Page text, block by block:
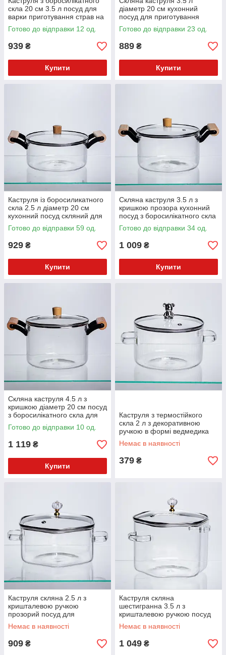
скла 20 см 3.5 л посуд для
варки приготування страв на
кухню HP-34-103
Готово до відправки 12 од.
939 ₴
Купити
діаметр 20 см кухонний
посуд для приготування
варки тушкування страв
прозорий HP-34-106
Готово до відправки 23 од.
889 ₴
Купити
Каструля із боросиликатного
скла 2.5 л діаметр 20 см
кухонний посуд скляний для
приготування страв HP-34-
107
Готово до відправки 59 од.
929 ₴
Купити
Скляна каструля 3.5 л з
кришкою прозора кухонний
посуд з боросилікатного скла
для готування варіння страв
HP-34-108
Готово до відправки 34 од.
1 009 ₴
Купити
Скляна каструля 4.5 л з
кришкою діаметр 20 см посуд
з боросилікатного скла для
готування варіння страв HP-
34-109
Готово до відправки 10 од.
1 119 ₴
Купити
Каструля з термостійкого
скла 2 л з декоративною
ручкою в формі ведмедика
жароміцна термостійке скло
HP-34-39
Немає в наявності
379 ₴
Каструля скляна 2.5 л з
кришталевою ручкою
прозорий посуд для
готування варіння страв
кухонний HP-34-40
Немає в наявності
909 ₴
Каструля скляна
шестигранна 3.5 л з
кришталевою ручкою посуд
для готування варіння страв
кухонний HP-34-41
Немає в наявності
1 049 ₴